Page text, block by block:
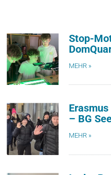
Stop-
MEHR »
– BG
MEHR »